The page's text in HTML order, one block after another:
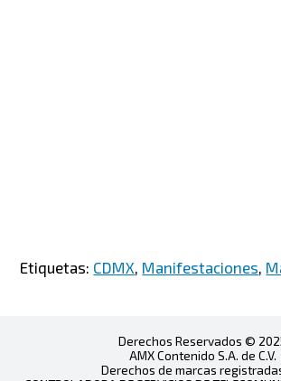
Etiquetas: CDMX Manifestaciones
Derechos Reservados ©
AMX Contenido S.A. de C.V.
Derechos de marcas